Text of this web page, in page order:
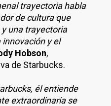
trayectoria habla
de cultura que
una trayectoria
y el
Hobson,
de Starbucks.
él entiende
extraordinaria se